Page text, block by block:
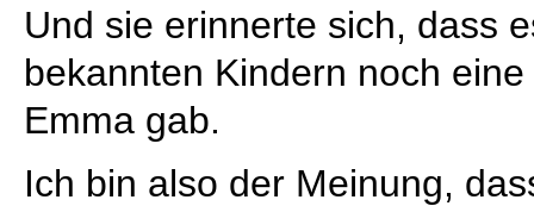
Und sie erinnerte sich, dass
bekannten Kindern noch
Emma gab.
Ich bin also der Meinung,